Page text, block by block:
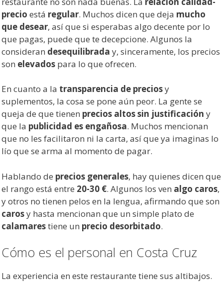
precio está regular. Muchos dicen que deja mucho
que desear, así que si esperabas algo decente por lo
que pagas, puede que te decepcione. Algunos la
consideran desequilibrada y, sinceramente, los precios
son elevados para lo que ofrecen.
En cuanto a la transparencia de preciosy
suplementos, la cosa se pone aún peor. La gente se
queja de que tienen precios altos sin justificación y
que la publicidad es engañosa. Muchos mencionan
que no les facilitaron ni la carta, así que ya imaginas lo
lío que se arma al momento de pagar.
Hablando de precios generales, hay quienes dicen que
el rango está entre 20-30 €. Algunos los ven algo caros,
y otros no tienen pelos en la lengua, afirmando que son
carosy hasta mencionan que un simple plato de
calamarestiene un precio desorbitado.
Cómo es el personal en Costa Cruz
La experiencia en este restaurante tiene sus altibajos.